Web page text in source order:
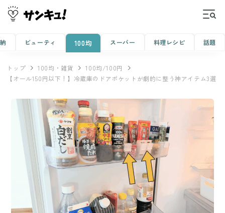
ビューティ 100均 スーパー 料理レシピ 話題
トップ 100均・雑貨
100均/100円
【オール150円以下！】冷蔵庫のドアポケットが劇的に整う神アイテム3選